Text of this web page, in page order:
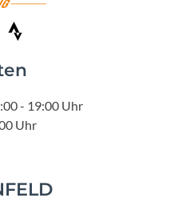
- 19:00 Uhr
Uhr